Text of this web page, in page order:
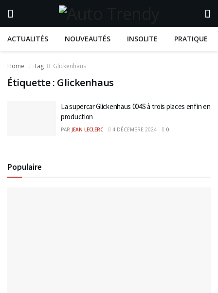
ACTUALITÉS NOUVEAUTÉS INSOLITE PRATIQUE
Home Tag Glickenhaus
Étiquette : Glickenhaus
La supercar Glickenhaus 004S à trois places enfin en
production
PAR JEAN LECLERC 4 DÉCEMBRE 2024 0
Populaire